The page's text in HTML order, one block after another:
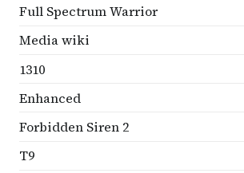
Full Spectrum Warrior
Media wiki
1310
Enhanced
Forbidden Siren 2
T9